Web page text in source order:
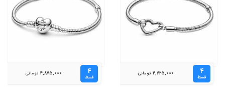
۴
قسط
4,625,000 تومانی ۴
قسط
4,875,000 تومانی